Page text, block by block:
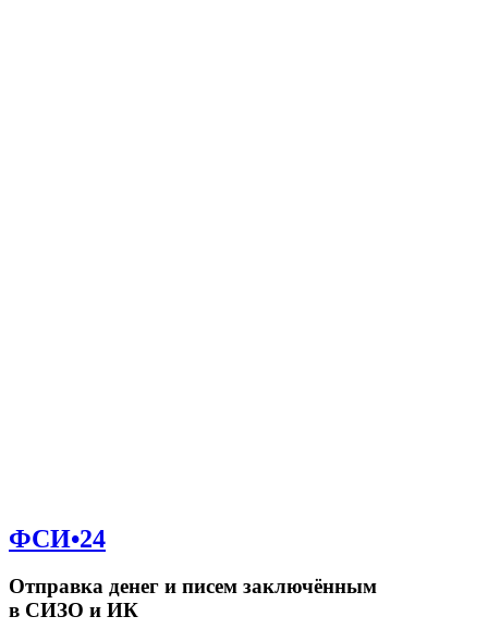
ФСИ•24
Отправка денег и писем заключённым
в СИЗО и ИК